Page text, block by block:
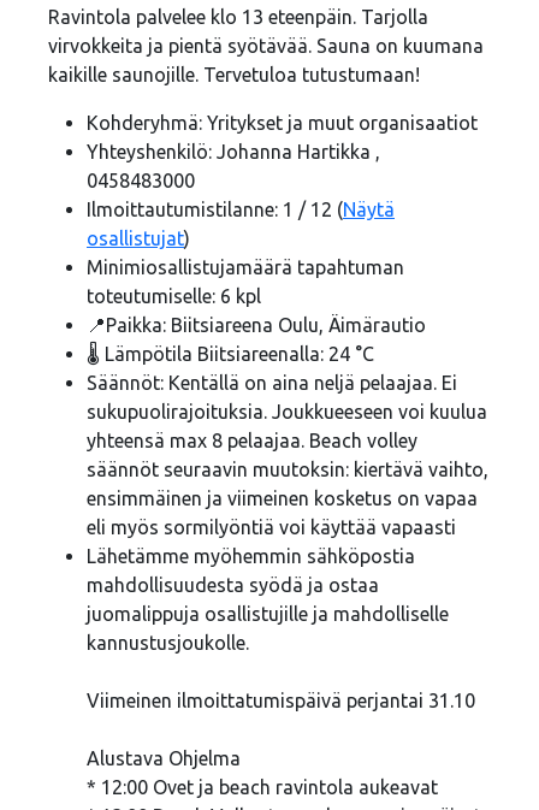
Ravintola palvelee klo 13 eteenpäin. Tarjolla
virvokkeita ja pientä syötävää. Sauna on kuumana
kaikille saunojille. Tervetuloa tutustumaan!
Kohderyhmä: Yritykset ja muut organisaatiot
Yhteyshenkilö: Johanna Hartikka ,
0458483000
Ilmoittautumistilanne: 1 / 12 (Näytä
osallistujat)
Minimiosallistujamäärä tapahtuman
toteutumiselle: 6 kpl
📍Paikka: Biitsiareena Oulu, Äimärautio
🌡️ Lämpötila Biitsiareenalla: 24 °C
Säännöt: Kentällä on aina neljä pelaajaa. Ei
sukupuolirajoituksia. Joukkueeseen voi kuulua
yhteensä max 8 pelaajaa. Beach volley
säännöt seuraavin muutoksin: kiertävä vaihto,
ensimmäinen ja viimeinen kosketus on vapaa
eli myös sormilyöntiä voi käyttää vapaasti
Lähetämme myöhemmin sähköpostia
mahdollisuudesta syödä ja ostaa
juomalippuja osallistujille ja mahdolliselle
kannustusjoukolle.
Viimeinen ilmoittatumispäivä perjantai 31.10
Alustava Ohjelma
* 12:00 Ovet ja beach ravintola aukeavat